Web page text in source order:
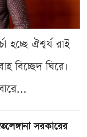
হচ্ছে ঐশ্বর্য রাই
বিচ্ছেদ ঘিরে।
সরকারের